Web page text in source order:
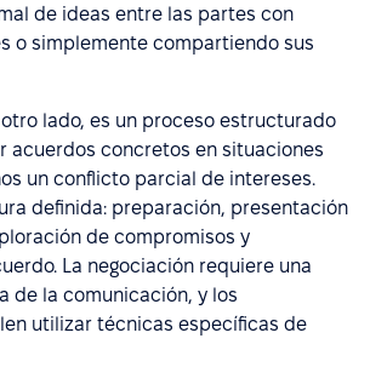
de ideas entre las partes con
o simplemente compartiendo sus
lado, es un proceso estructurado
acuerdos concretos en situaciones
un conflicto parcial de intereses.
definida: preparación, presentación
de compromisos y
La negociación requiere una
de la comunicación, y los
utilizar técnicas específicas de